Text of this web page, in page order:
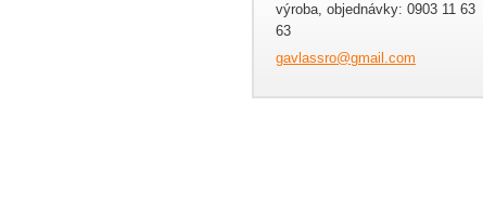
výroba, objednávky: 0903 11 63
63
gavlassro@gmail.com